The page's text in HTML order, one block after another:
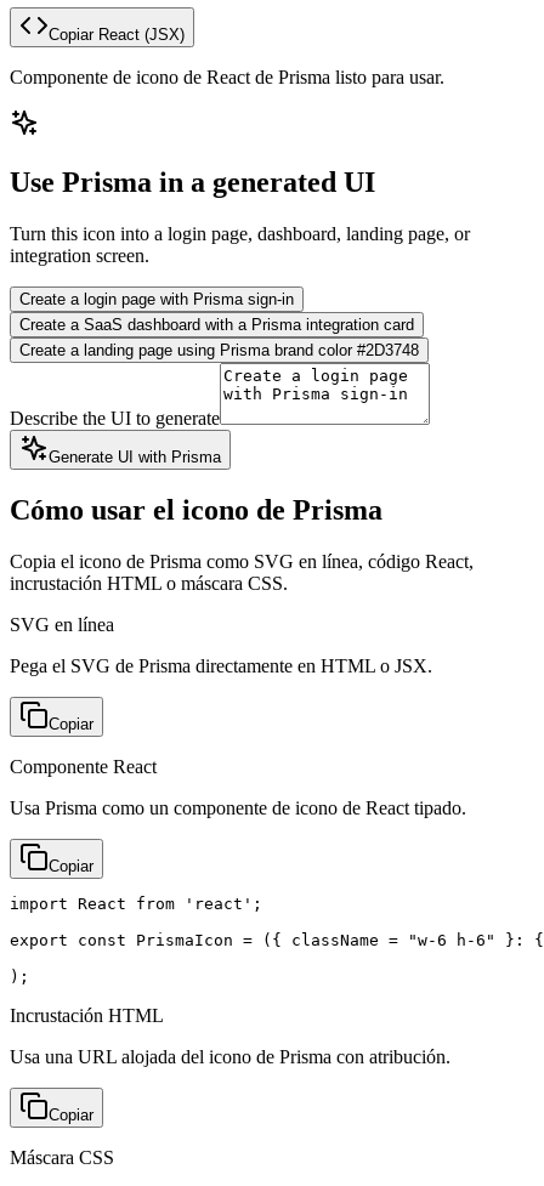
Copiar React (JSX)
Componente de icono de React de Prisma listo para usar.
Use Prisma in a generated UI
Turn this icon into a login page, dashboard, landing page, or
integration screen.
Create a login page with Prisma sign-in
Create a SaaS dashboard with a Prisma integration card
Create a landing page using Prisma brand color #2D3748
Describe the UI to generate
Generate UI with Prisma
Cómo usar el icono de Prisma
Copia el icono de Prisma como SVG en línea, código React,
incrustación HTML o máscara CSS.
SVG en línea
Pega el SVG de Prisma directamente en HTML o JSX.
Copiar
Componente React
Usa Prisma como un componente de icono de React tipado.
Copiar
import React from 'react';
export const PrismaIcon = ({ className = "w-6 h-6" }:
);
Incrustación HTML
Usa una URL alojada del icono de Prisma con atribución.
Copiar
Máscara CSS